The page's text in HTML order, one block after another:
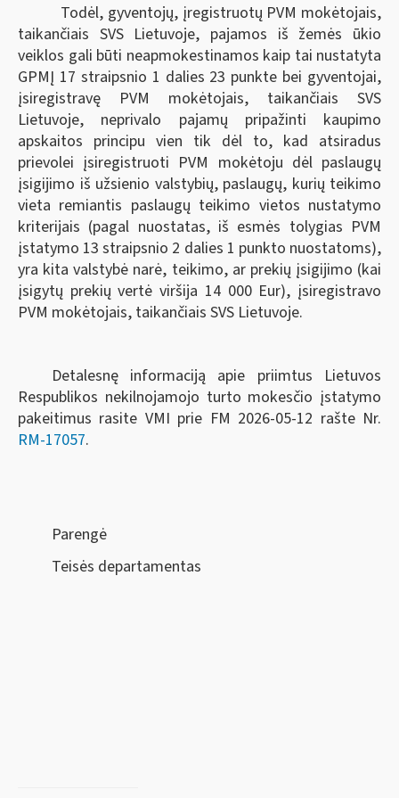
Todėl, gyventojų, įregistruotų PVM mokėtojais,
taikančiais SVS Lietuvoje, pajamos iš žemės ūkio
veiklos gali būti neapmokestinamos kaip tai nustatyta
GPMĮ 17 straipsnio 1 dalies 23 punkte bei gyventojai,
įsiregistravę PVM mokėtojais, taikančiais SVS
Lietuvoje, neprivalo pajamų pripažinti kaupimo
apskaitos principu vien tik dėl to, kad atsiradus
prievolei įsiregistruoti PVM mokėtoju dėl paslaugų
įsigijimo iš užsienio valstybių, paslaugų, kurių teikimo
vieta remiantis paslaugų teikimo vietos nustatymo
kriterijais (pagal nuostatas, iš esmės tolygias PVM
įstatymo 13 straipsnio 2 dalies 1 punkto nuostatoms),
yra kita valstybė narė, teikimo, ar prekių įsigijimo (kai
įsigytų prekių vertė viršija 14 000 Eur), įsiregistravo
PVM mokėtojais, taikančiais SVS Lietuvoje.
Detalesnę informaciją apie priimtus Lietuvos
Respublikos nekilnojamojo turto mokesčio įstatymo
pakeitimus rasite VMI prie FM 2026-05-12 rašte Nr.
RM-17057.
Parengė
Teisės departamentas